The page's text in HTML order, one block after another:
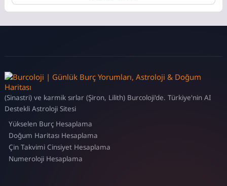
(Sinastri) ve karmik sırlar (Şiron, Lilith) Burcoloji'de. Türkiye'nin AI
Destekli Astroloji Sitesi
Yükselen Burç Hesaplama
Doğum Haritası Hesaplama
Çin Takvimi Cinsiyet Hesaplama
Numeroloji Hesaplama